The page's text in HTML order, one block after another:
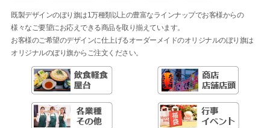
既製デザインのぼり旗は1万種類以上の豊富なラインナップでお客様からの
様々なご要望にお応えできる商品を取り揃えています。
お客様のご希望のデザインに仕上げるオーダーメイドのオリジナルのぼり旗は
オリジナルのぼり旗からご注文ください。